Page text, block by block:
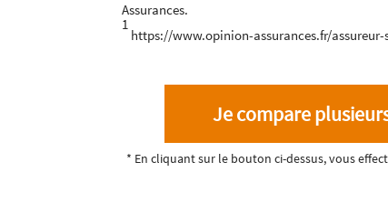
Assurances.
1
https://www.opinion-assurances.fr/
Je compare
* En cliquant sur le bouton ci-dessus, vous